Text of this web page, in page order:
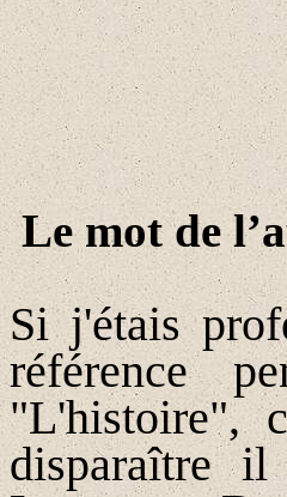
Le mot de
Si j'étais
référence
"L'histoire",
disparaître